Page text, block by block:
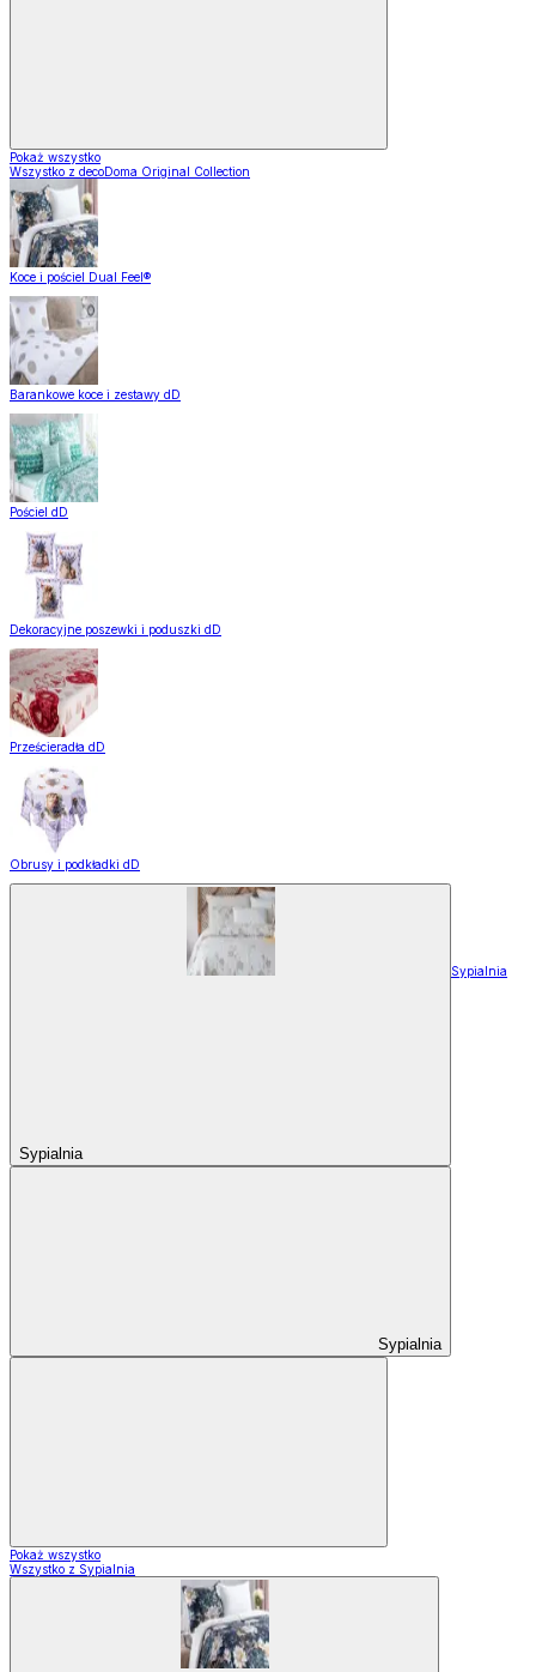
Pokaż wszystko
Wszystko z decoDoma Original Collection
Koce i pościel Dual Feel®
Barankowe koce i zestawy dD
Pościel dD
Dekoracyjne poszewki i poduszki dD
Prześcieradła dD
Obrusy i podkładki dD
Sypialnia
Sypialnia
Sypialnia
Pokaż wszystko
Wszystko z Sypialnia